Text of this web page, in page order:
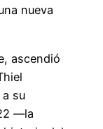
nueva
ascendió
su
—la